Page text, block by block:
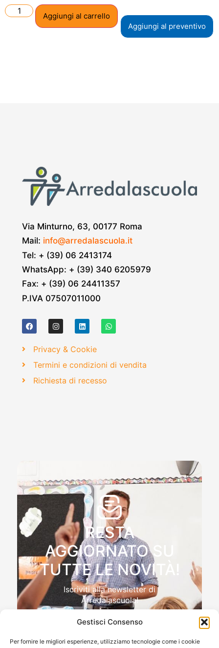
Gestisci Consenso
Per fornire le migliori esperienze, utilizziamo tecnologie come i cookie
Aggiungi al carrello
Aggiungi al preventivo
Via Minturno, 63, 00177 Roma
Mail: info@arredalascuola.it
Tel: + (39) 06 2413174
WhatsApp: + (39) 340 6205979
Fax: + (39) 06 24411357
P.IVA 07507011000
Privacy & Cookie
Termini e condizioni di vendita
Richiesta di recesso
RESTA
AGGIORNATO SU
TUTTE LE NOVITÀ!
Iscriviti alla newsletter di
Arredalascuola!